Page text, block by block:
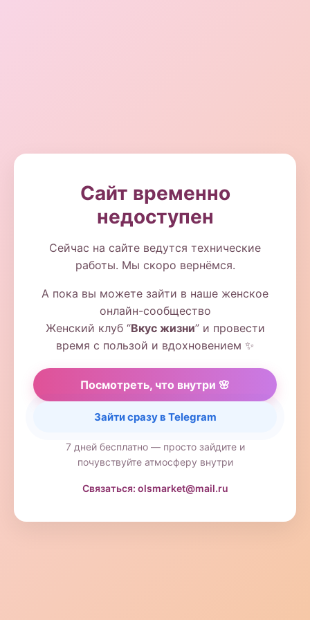
Сайт временно
недоступен
Сейчас на сайте ведутся технические
работы. Мы скоро вернёмся.
А пока вы можете зайти в наше женское
онлайн-сообщество
Женский клуб “Вкус жизни” и провести
время с пользой и вдохновением ✨
Посмотреть, что внутри 🌸
Зайти сразу в Telegram
7 дней бесплатно — просто зайдите и
почувствуйте атмосферу внутри
Связаться: olsmarket@mail.ru